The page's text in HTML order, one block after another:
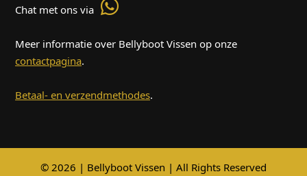
Chat met ons via
Meer informatie over Bellyboot Vissen op onze
contactpagina.
Betaal- en verzendmethodes.
© 2026 | Bellyboot Vissen | All Rights Reserved